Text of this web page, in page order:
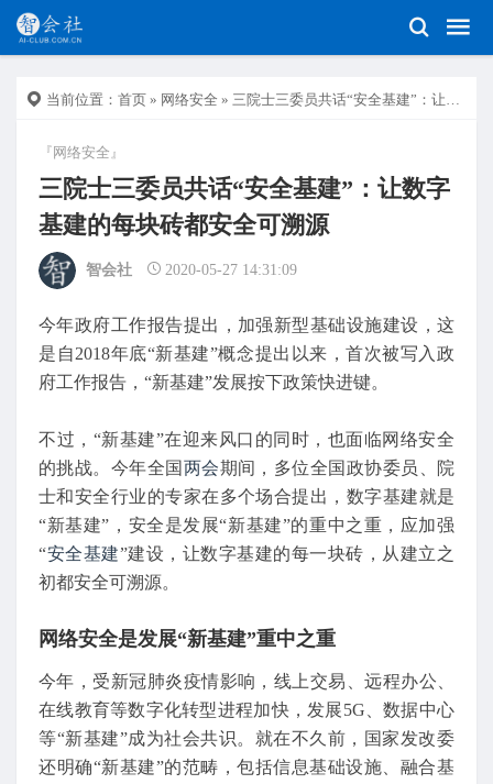
当前位置： 首页 » 网络安全 » 三院士三委员共话“安全基建”：让数字基建的每块砖都安全可溯源
『网络安全』
三院士三委员共话“安全基建”：让数字
基建的每块砖都安全可溯源
智会社 2020-05-27 14:31:09
今年政府工作报告提出，加强新型基础设施建设，这
是自2018年底“新基建”概念提出以来，首次被写入政
府工作报告，“新基建”发展按下政策快进键。
不过，“新基建”在迎来风口的同时，也面临网络安全
的挑战。今年全国 两会期间，多位全国政协委员、院
士和安全行业的专家在多个场合提出，数字基建就是
“新基建”，安全是发展“新基建”的重中之重，应加强
“安全基建”建设，让数字基建的每一块砖，从建立之
初都安全可溯源。
网络安全是发展“新基建”重中之重
今年，受新冠肺炎疫情影响，线上交易、远程办公、
在线教育等数字化转型进程加快，发展5G、数据中心
等“新基建”成为社会共识。就在不久前，国家发改委
还明确“新基建”的范畴，包括信息基础设施、融合基